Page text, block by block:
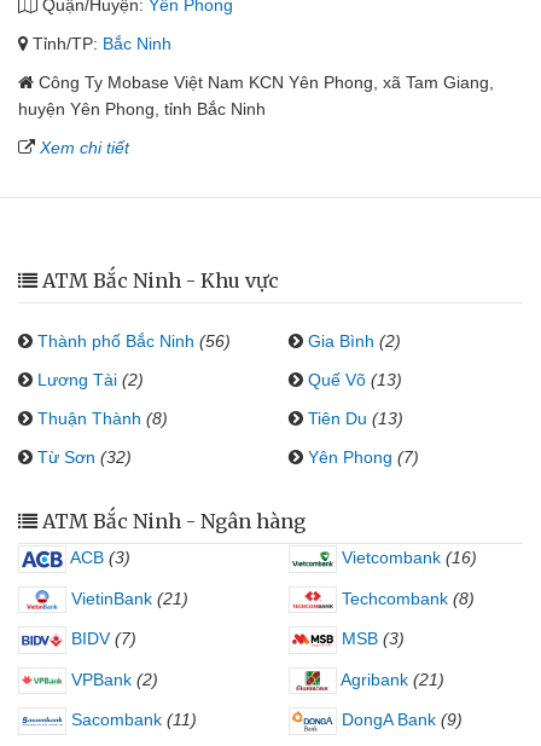
Quận/Huyện: Yên Phong
Tỉnh/TP: Bắc Ninh
Công Ty Mobase Việt Nam KCN Yên Phong, xã Tam Giang,
huyện Yên Phong, tỉnh Bắc Ninh
Xem chi tiết
ATM Bắc Ninh - Khu vực
Thành phố Bắc Ninh (56) Gia Bình (2)
Lương Tài (2) Quế Võ (13)
Thuận Thành (8) Tiên Du (13)
Từ Sơn (32) Yên Phong (7)
ATM Bắc Ninh - Ngân hàng
ACB (3) Vietcombank (16)
VietinBank (21) Techcombank (8)
BIDV (7) MSB (3)
VPBank (2) Agribank (21)
Sacombank (11) DongA Bank (9)